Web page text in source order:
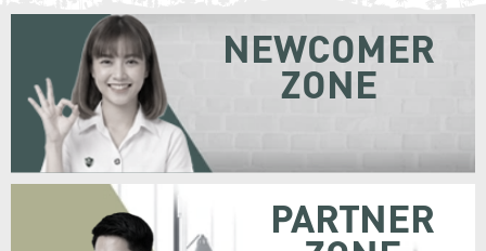
NEWCOMER
ZONE
PARTNER